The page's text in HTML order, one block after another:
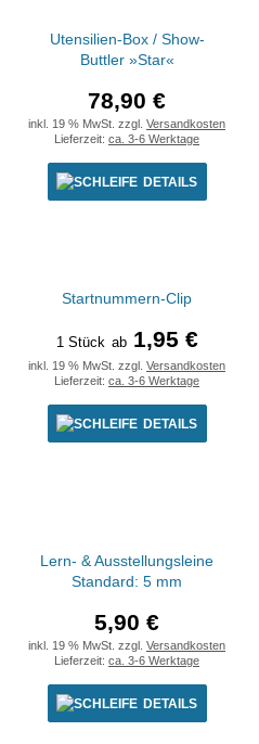
Utensilien-Box / Show-
Buttler »Star«
78,90 €
inkl. 19 % MwSt. zzgl. Versandkosten
Lieferzeit: ca. 3-6 Werktage
DETAILS
Startnummern-Clip
1 Stück ab 1,95 €
inkl. 19 % MwSt. zzgl. Versandkosten
Lieferzeit: ca. 3-6 Werktage
DETAILS
Lern- & Ausstellungsleine
Standard: 5 mm
5,90 €
inkl. 19 % MwSt. zzgl. Versandkosten
Lieferzeit: ca. 3-6 Werktage
DETAILS